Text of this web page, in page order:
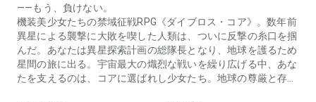
——もう、負けない。
機装美少女たちの禁域征戦RPG《ダイブロス・コア》。数年前
異星による襲撃に大敗を喫した人類は、ついに反撃の糸口を掴
んだ。あなたは異星探索計画の総隊長となり、地球を護るため
星間の旅に出る。宇宙最大の熾烈な戦いを繰り広げる中、あな
たを支えるのは、コアに選ばれし少女たち。地球の尊厳と存続